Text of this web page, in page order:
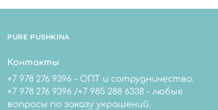
PURE PUSHKINA
Контакты
+7 978 276 9396 - ОПТ и сотрудничество.
+7 978 276 9396 /+7 985 288 6338 - любые
вопросы по заказу украшений.